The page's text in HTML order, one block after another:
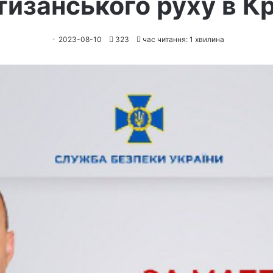
2023-08-10 323 час читання: 1 хвилина